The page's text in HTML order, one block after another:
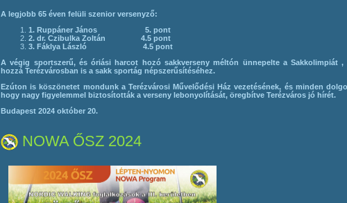
A legjobb 65 éven felüli szenior versenyző:
1. Ruppáner János 5. pont
2. dr. Czibulka Zoltán 4.5 pont
3. Fáklya László 4.5 pont
A végig sportszerű, és óriási harcot hozó sakkverseny méltón ünnepelte a Sakkolimpiát ,
hozzá Terézvárosban is a sakk sportág népszerűsítéséhez.
Ezúton is köszönetet mondunk a Terézvárosi Művelődési Ház vezetésének, és minden
hogy nagy figyelemmel biztosították a verseny lebonyolítását, öregbítve Terézváros jó hírét.
Budapest 2024 október 20.
NOWA ŐSZ 2024